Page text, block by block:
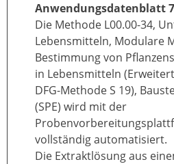
Anwendungsdatenblatt
Die Methode L00.00-34,
Lebensmitteln, Modulare
Bestimmung von
in Lebensmitteln
DFG-Methode S 19),
(SPE) wird mit der
vollständig automatisiert.
Die Extraktlösung aus